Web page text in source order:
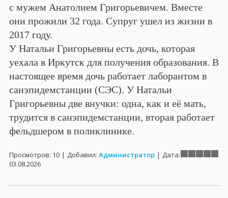
с мужем Анатолием Григорьевичем. Вместе
они прожили 32 года. Супруг ушел из жизни в
2017 году.
У Натальи Григорьевны есть дочь, которая
уехала в Иркутск для получения образования. В
настоящее время дочь работает лаборантом в
санэпидемстанции (СЭС). У Натальи
Григорьевны две внучки: одна, как и её мать,
трудится в санэпидемстанции, вторая работает
фельдшером в поликлинике.
Просмотров: 10 | Добавил: Администратор | Дата:
03.08.2026